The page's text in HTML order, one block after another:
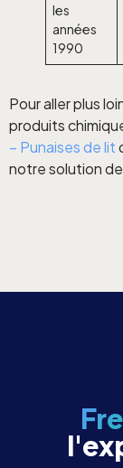
les
années
1990
Pour aller plus
produits
– Punaises de lit
notre solution